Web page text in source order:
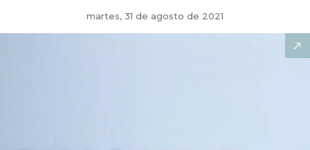
martes, 31 de agosto de 2021